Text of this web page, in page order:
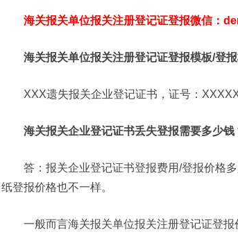
海关报关单位报关注册登记证登报微信：
海关报关单位报关注册登记证登报模板/登报
XXX遗失报关企业登记证书，证号：
海关报关企业登记证书丢失登报需要多少钱
答：报关企业登记证书登报费用/登报价格
纸登报价格也不一样。
一般而言海关报关单位报关注册登记证登报